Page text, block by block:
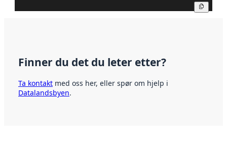
Finner du det du leter etter?
Ta kontakt med oss her, eller spør om hjelp i
Datalandsbyen.